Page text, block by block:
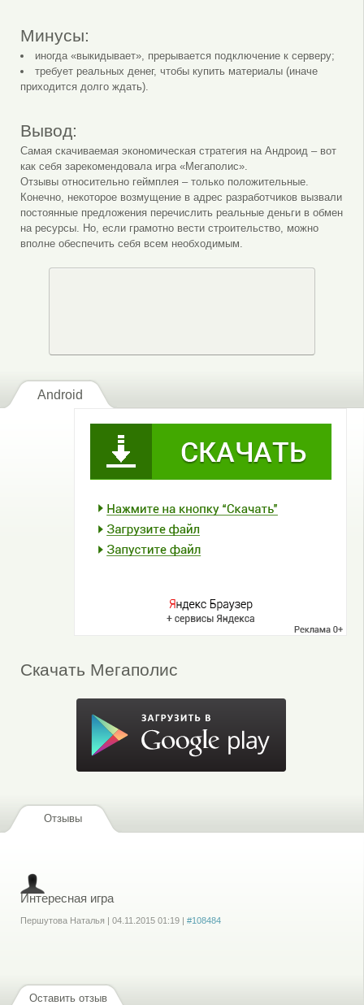
Минусы:
иногда «выкидывает», прерывается подключение к серверу;
требует реальных денег, чтобы купить материалы (иначе
приходится долго ждать).
Вывод:
Самая скачиваемая экономическая стратегия на Андроид – вот
как себя зарекомендовала игра «Мегаполис».
Отзывы относительно геймплея – только положительные.
Конечно, некоторое возмущение в адрес разработчиков вызвали
постоянные предложения перечислить реальные деньги в обмен
на ресурсы. Но, если грамотно вести строительство, можно
вполне обеспечить себя всем необходимым.
Android
Скачать Мегаполис
Отзывы
Интересная игра
Першутова Наталья | 04.11.2015 01:19| #108484
Оставить отзыв